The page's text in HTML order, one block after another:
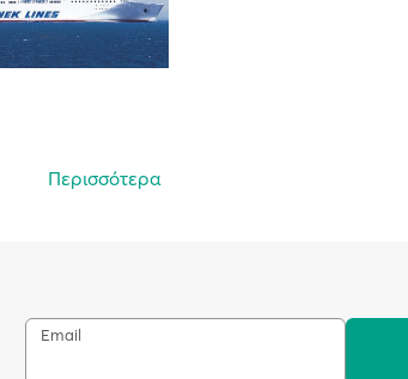
Περισσότερα
Email